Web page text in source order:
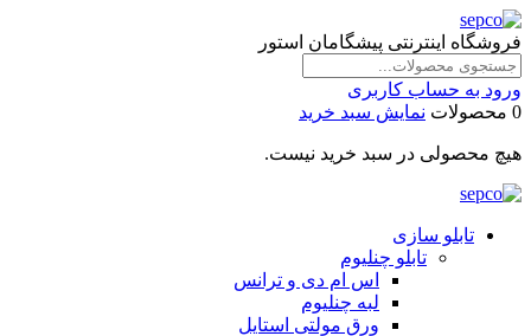
فروشگاه اینترنتی پیشگامان استور
ورود به حساب کاربری
0 محصولات
نمایش سبد خرید
هیچ محصولی در سبد خرید نیست.
تابلو سازی
تابلو چنلیوم
اس ام دی و ترانس
لبه چنلیوم
ورق مولتی استایل